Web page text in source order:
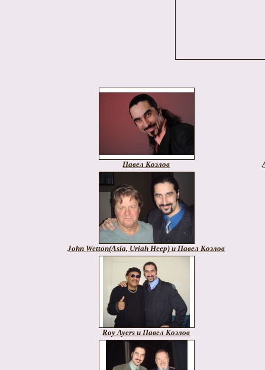
Павел Козлов
John Wetton(Asia, Uriah Heep) и Павел Козлов
Roy Ayers и Павел Козлов